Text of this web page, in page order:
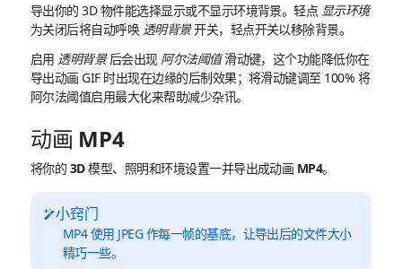
导出你的 3D 物件能选择显示或不显示环境背景。轻点 显示环境
为关闭后将自动呼唤 透明背景开关，轻点开关以移除背景。
启用 透明背景后会出现 阿尔法阈值滑动键，这个功能降低你在
导出动画 GIF 时出现在边缘的后制效果；将滑动键调至 100% 将
阿尔法阈值启用最大化来帮助减少杂讯。
动画 MP4
将你的 3D 模型、照明和环境设置一并导出成动画 MP4。
小窍门
MP4 使用 JPEG 作每一帧的基底，让导出后的文件大小
精巧一些。